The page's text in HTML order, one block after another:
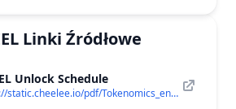
Linki Źródłowe
Unlock Schedule
https://static.cheelee.io/pdf/Tokenomics_eng.pdf